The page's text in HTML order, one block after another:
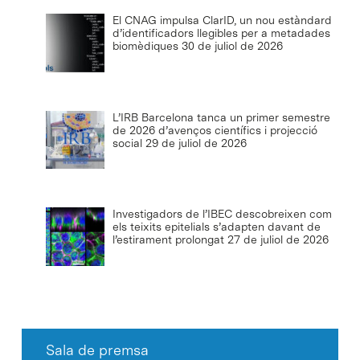
El CNAG impulsa ClarID, un nou estàndard
d’identificadors llegibles per a metadades
biomèdiques 30 de juliol de 2026
L’IRB Barcelona tanca un primer semestre
de 2026 d’avenços científics i projecció
social 29 de juliol de 2026
Investigadors de l’IBEC descobreixen com
els teixits epitelials s’adapten davant de
l’estirament prolongat 27 de juliol de 2026
Sala de premsa